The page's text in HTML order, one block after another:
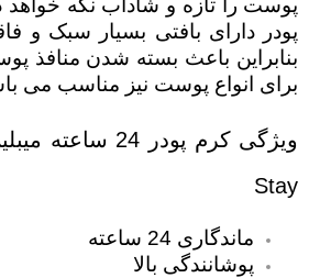
پوست را تازه و شاداب نگه
پودر دارای بافتی بسیار سبک و
بنابراین باعث بسته شدن منافذ
برای انواع پوست نیز مناسب می
Stay
ماندگاری 24 ساعته
پوشانندگی بالا